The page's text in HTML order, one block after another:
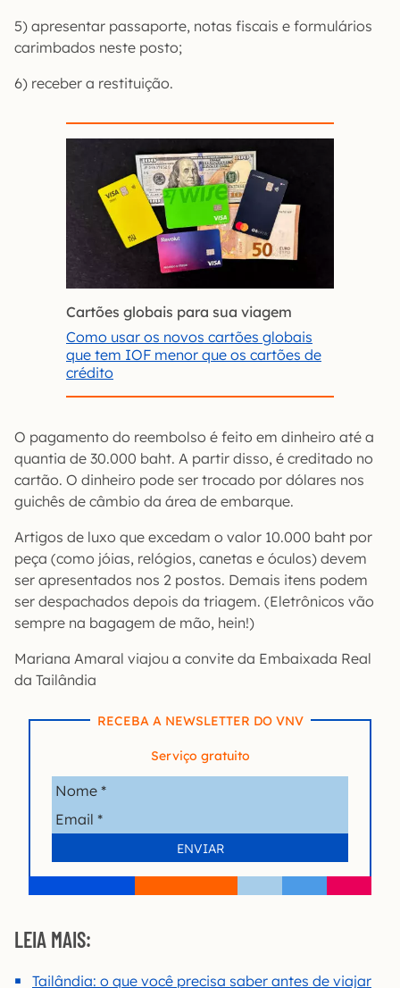
5) apresentar passaporte, notas fiscais e formulários
carimbados neste posto;
6) receber a restituição.
Cartões globais para sua viagem
Como usar os novos cartões globais
que tem IOF menor que os cartões de
crédito
O pagamento do reembolso é feito em dinheiro até a
quantia de 30.000 baht. A partir disso, é creditado no
cartão. O dinheiro pode ser trocado por dólares nos
guichês de câmbio da área de embarque.
Artigos de luxo que excedam o valor 10.000 baht por
peça (como jóias, relógios, canetas e óculos) devem
ser apresentados nos 2 postos. Demais itens podem
ser despachados depois da triagem. (Eletrônicos vão
sempre na bagagem de mão, hein!)
Mariana Amaral viajou a convite da Embaixada Real
da Tailândia
RECEBA A NEWSLETTER DO VNV
Serviço gratuito
LEIA MAIS:
Tailândia: o que você precisa saber antes de viajar